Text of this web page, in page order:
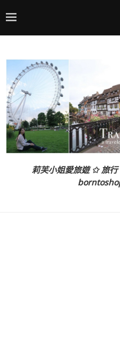
莉芙小姐愛旅遊 ✩ 旅